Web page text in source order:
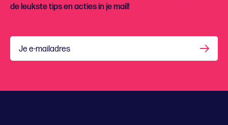
de leukste tips en acties in je mail!
Je e-mailadres